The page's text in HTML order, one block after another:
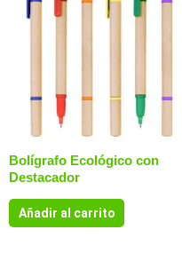
Bolígrafo Ecológico con
Destacador
Añadir al carrito